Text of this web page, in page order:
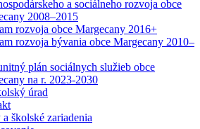
a sociálneho rozvoja obce
2008–2015
rozvoja obce Margecany 2016+
rozvoja bývania obce Margecany 2010–
plán sociálnych služieb obce
na r. 2023-2030
úrad
školské zariadenia